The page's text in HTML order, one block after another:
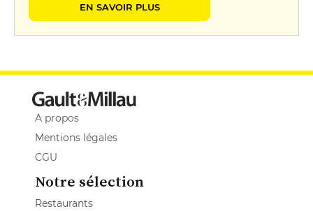
EN SAVOIR PLUS
A propos
Mentions légales
CGU
Notre sélection
Restaurants